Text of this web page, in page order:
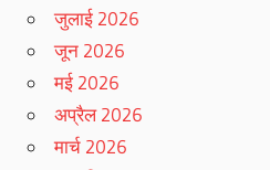
जुलाई 2026
जून 2026
मई 2026
अप्रैल 2026
मार्च 2026